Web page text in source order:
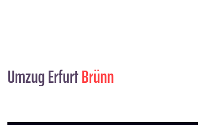
Umzug ErfurtBrünn